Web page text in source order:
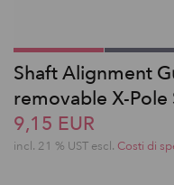
Shaft Alignment
removable X-Pole
9,15 EUR
incl. 21 % UST escl. Costi di